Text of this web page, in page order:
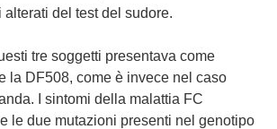
del test del sudore.
tre soggetti presentava come
la DF508, come è invece nel caso
I sintomi della malattia FC
le due mutazioni presenti nel genotipo